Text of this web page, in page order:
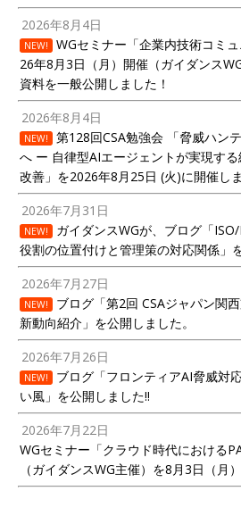
2026年8月4日
NEW!
WGセミナー「企業内技術コミ
26年8月3日（月）開催（ガイダンス
資料を一般公開しました！
2026年8月4日
NEW!
第128回CSA勉強会 「脅威ハン
へ ー 自律型AIエージェントが実現す
改善」を2026年8月25日 (火)に開催し
2026年7月31日
NEW!
ガイダンスWGが、ブログ「
役割の位置付けと管理策の対応関係」
2026年7月27日
NEW!
ブログ「第2回 CSAジャパン関
新動向紹介」を公開しました。
2026年7月26日
NEW!
ブログ「フロンティアAI脅威対
い風」を公開しました!!
2026年7月22日
WGセミナー「クラウド時代における
（ガイダンスWG主催）を8月3日（月